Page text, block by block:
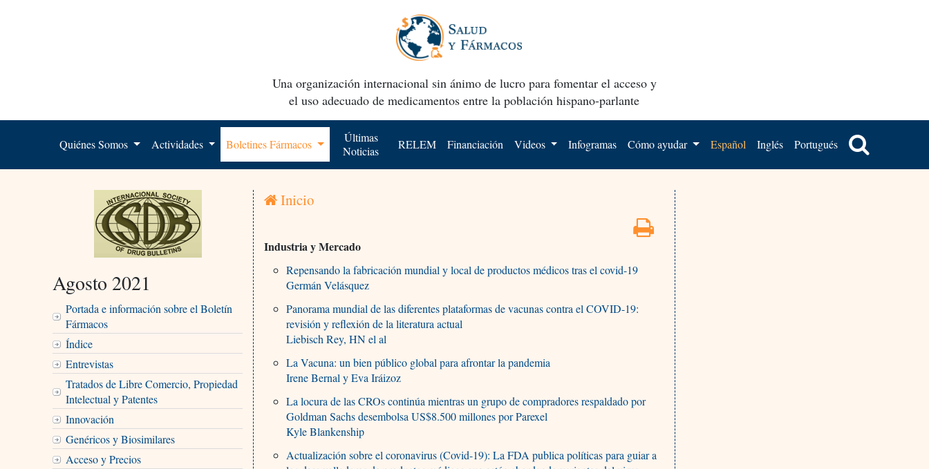
Una organización internacional sin ánimo de lucro para fomentar el acceso y
el uso adecuado de medicamentos entre la población hispano-parlante
Quiénes Somos Actividades Boletines Fármacos
Últimas
Noticias
RELEM Financiación Videos Infogramas Cómo ayudar Español Inglés Portugués
Agosto 2021
Portada e información sobre el Boletín
Fármacos
Índice
Entrevistas
Tratados de Libre Comercio, Propiedad
Intelectual y Patentes
Innovación
Genéricos y Biosimilares
Acceso y Precios
Inicio
Industria y Mercado
Repensando la fabricación mundial y local de productos médicos tras el covid-19
Germán Velásquez
Panorama mundial de las diferentes plataformas de vacunas contra el COVID-19:
revisión y reflexión de la literatura actual
Liebisch Rey, HN el al
La Vacuna: un bien público global para afrontar la pandemia
Irene Bernal y Eva Iráizoz
La locura de las CROs continúa mientras un grupo de compradores respaldado por
Goldman Sachs desembolsa US$8.500 millones por Parexel
Kyle Blankenship
Actualización sobre el coronavirus (Covid-19): La FDA publica políticas para guiar a